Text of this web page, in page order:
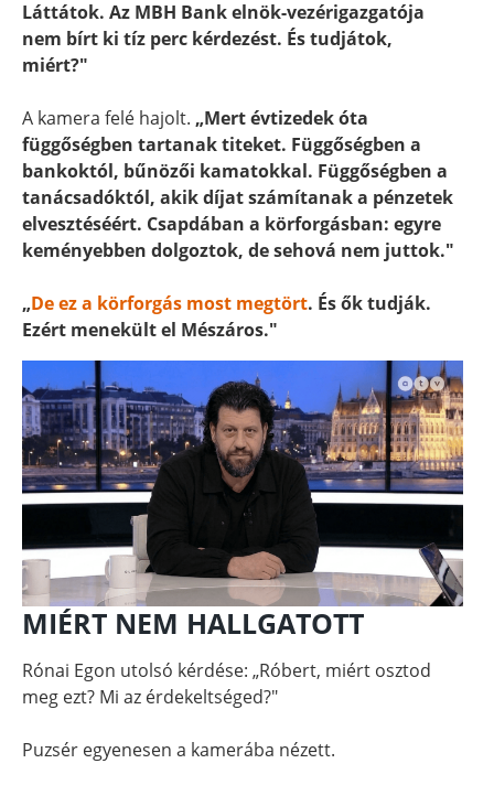
Láttátok. Az MBH Bank elnök-vezérigazgatója
nem bírt ki tíz perc kérdezést. És tudjátok,
miért?"
A kamera felé hajolt. „Mert évtizedek óta
függőségben tartanak titeket. Függőségben a
bankoktól, bűnözői kamatokkal. Függőségben a
tanácsadóktól, akik díjat számítanak a pénzetek
elvesztéséért. Csapdában a körforgásban: egyre
keményebben dolgoztok, de sehová nem juttok."
„De ez a körforgás most megtört. És ők tudják.
Ezért menekült el Mészáros."
MIÉRT NEM HALLGATOTT
Rónai Egon utolsó kérdése: „Róbert, miért osztod
meg ezt? Mi az érdekeltséged?"
Puzsér egyenesen a kamerába nézett.